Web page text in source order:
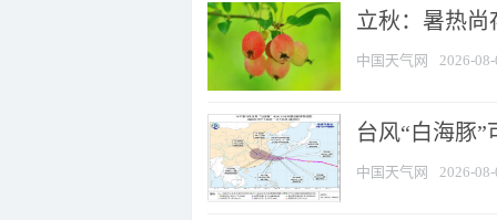
立秋：暑热
中国天气网 2026-
台风“白海豚
中国天气网 2026-